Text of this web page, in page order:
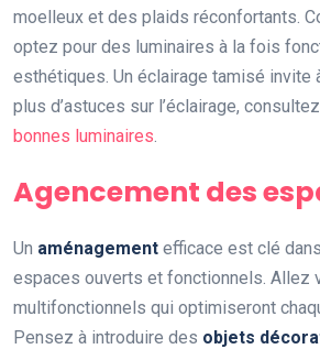
moelleux et des plaids réconfortants.
optez pour des luminaires à la fois
esthétiques. Un éclairage tamisé invite
plus d’astuces sur l’éclairage,
bonnes luminaires.
Agencement des
Un aménagement efficace est clé
espaces ouverts et fonctionnels. Allez
multifonctionnels qui optimiseront
Pensez à introduire des objets